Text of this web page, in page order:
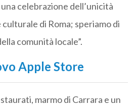
celebrazione dell’unicità
di Roma; speriamo di
comunità locale”.
Apple Store
marmo di Carrara e un